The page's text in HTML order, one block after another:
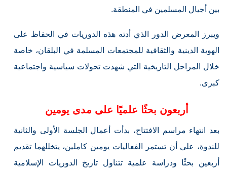
بين أجيال المسلمين في المنطقة.
ويبرز المعرض الدور الذي أدته هذه الدوريات في الحفاظ على
الهوية الدينية والثقافية للمجتمعات المسلمة في البلقان، خاصة
خلال المراحل التاريخية التي شهدت تحولات سياسية واجتماعية
كبرى.
أربعون بحثًا علميًا على مدى يومين
بعد انتهاء مراسم الافتتاح، بدأت أعمال الجلسة الأولى والثانية
للندوة، على أن تستمر الفعاليات يومين كاملين، يتخللهما تقديم
أربعين بحثًا ودراسة علمية تتناول تاريخ الدوريات الإسلامية